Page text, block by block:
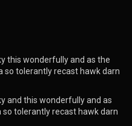
this wonderfully and as the
so tolerantly recast hawk darn
and this wonderfully and as
tolerantly recast hawk darn